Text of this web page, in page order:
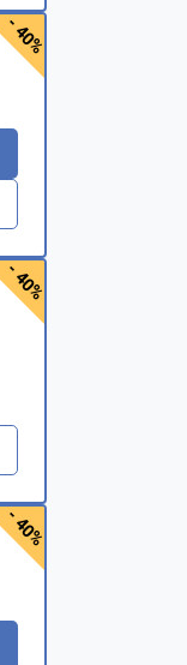
- 40%
- 40%
- 40%